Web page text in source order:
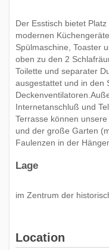
Der Esstisch bietet
modernen
Spülmaschine, Toaster
oben zu den 2
Toilette und separater
ausgestattet und in den
Internetanschluß und
Terrasse können
und der große Garten
Faulenzen in der
Lage
im Zentrum der
Location